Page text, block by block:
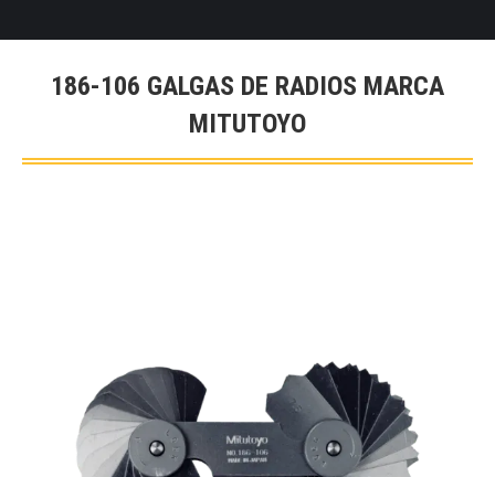
186-106 GALGAS DE RADIOS MARCA
MITUTOYO